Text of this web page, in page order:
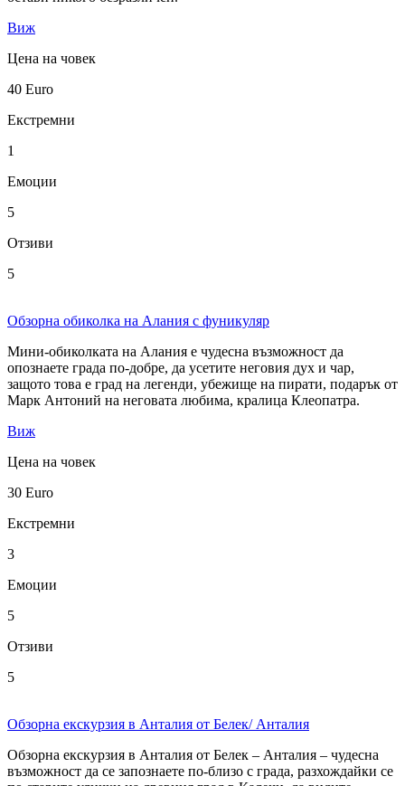
Виж
Цена на човек
40 Euro
Екстремни
1
Емоции
5
Отзиви
5
Обзорна обиколка на Алания с фуникуляр
Мини-обиколката на Алания е чудесна възможност да
опознаете града по-добре, да усетите неговия дух и чар,
защото това е град на легенди, убежище на пирати, подарък от
Марк Антоний на неговата любима, кралица Клеопатра.
Виж
Цена на човек
30 Euro
Екстремни
3
Емоции
5
Отзиви
5
Обзорна екскурзия в Анталия от Белек/ Анталия
Обзорна екскурзия в Анталия от Белек – Анталия – чудесна
възможност да се запознаете по-близо с града, разхождайки се